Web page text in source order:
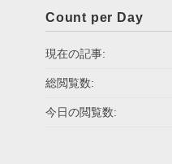
Count per Day
現在の記事:
総閲覧数:
今日の閲覧数: